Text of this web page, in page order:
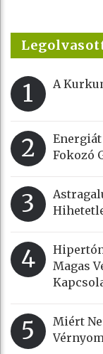
1 A
2
Fokozó
3
4
Magas
5
Miért